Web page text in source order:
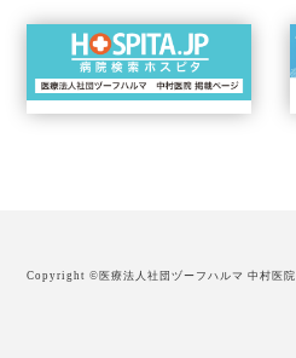
Copyright © 医療法人社団ヅーフハルマ 中村医院